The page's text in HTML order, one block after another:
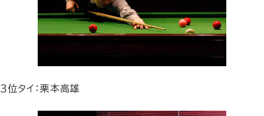
３位タイ：栗本高雄